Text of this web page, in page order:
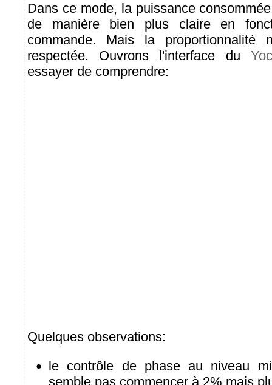
Dans ce mode, la puissance
de manière bien plus claire en
commande. Mais la proportionnalité
respectée. Ouvrons l'interface du
essayer de comprendre:
Quelques observations:
le contrôle de phase au niveau
semble pas commencer à 2% mais